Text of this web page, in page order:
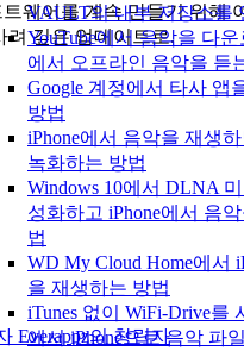
VAULT의 내부 저장소를
YouTube에서 음악을 다
에서 오프라인 음악을 듣
Google 계정에서 타사 앱
방법
iPhone에서 음악을 재생
녹화하는 방법
Windows 10에서 DLNA
성화하고 iPhone에서 음
법
WD My Cloud Home에서
을 재생하는 방법
iTunes 없이 WiFi-Drive를
에서 iPhone으로 음악 파
웨어를 계속 만들기 위해
깊은 업데이트로.
Everappz의 창립자